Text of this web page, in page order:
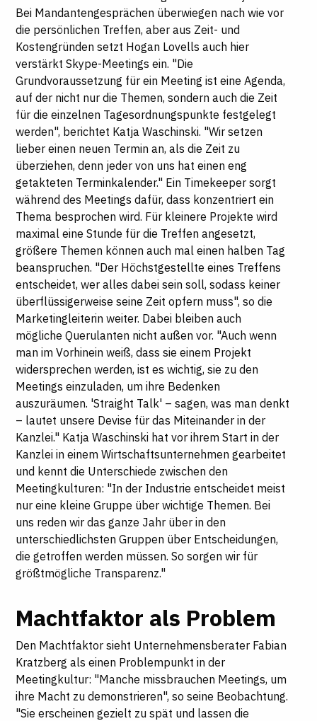
Bei Mandantengesprächen überwiegen nach wie vor
die persönlichen Treffen, aber aus Zeit- und
Kostengründen setzt Hogan Lovells auch hier
verstärkt Skype-Meetings ein. "Die
Grundvoraussetzung für ein Meeting ist eine Agenda,
auf der nicht nur die Themen, sondern auch die Zeit
für die einzelnen Tagesordnungspunkte festgelegt
werden", berichtet Katja Waschinski. "Wir setzen
lieber einen neuen Termin an, als die Zeit zu
überziehen, denn jeder von uns hat einen eng
getakteten Terminkalender." Ein Timekeeper sorgt
während des Meetings dafür, dass konzentriert ein
Thema besprochen wird. Für kleinere Projekte wird
maximal eine Stunde für die Treffen angesetzt,
größere Themen können auch mal einen halben Tag
beanspruchen. "Der Höchstgestellte eines Treffens
entscheidet, wer alles dabei sein soll, sodass keiner
überflüssigerweise seine Zeit opfern muss", so die
Marketingleiterin weiter. Dabei bleiben auch
mögliche Querulanten nicht außen vor. "Auch wenn
man im Vorhinein weiß, dass sie einem Projekt
widersprechen werden, ist es wichtig, sie zu den
Meetings einzuladen, um ihre Bedenken
auszuräumen. 'Straight Talk' – sagen, was man denkt
– lautet unsere Devise für das Miteinander in der
Kanzlei." Katja Waschinski hat vor ihrem Start in der
Kanzlei in einem Wirtschaftsunternehmen gearbeitet
und kennt die Unterschiede zwischen den
Meetingkulturen: "In der Industrie entscheidet meist
nur eine kleine Gruppe über wichtige Themen. Bei
uns reden wir das ganze Jahr über in den
unterschiedlichsten Gruppen über Entscheidungen,
die getroffen werden müssen. So sorgen wir für
größtmögliche Transparenz."
Machtfaktor als Problem
Den Machtfaktor sieht Unternehmensberater Fabian
Kratzberg als einen Problempunkt in der
Meetingkultur: "Manche missbrauchen Meetings, um
ihre Macht zu demonstrieren", so seine Beobachtung.
"Sie erscheinen gezielt zu spät und lassen die